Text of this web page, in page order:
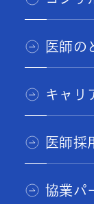
医師の
キャリ
医師採
協業パ